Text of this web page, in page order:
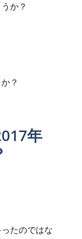
か？
？
年
たのではな